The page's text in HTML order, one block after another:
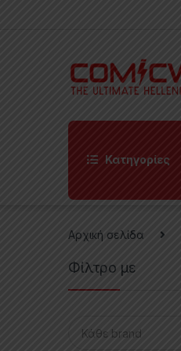
Κατηγορίες
Αρχική σελίδα
Φίλτρο με
Κάθε brand